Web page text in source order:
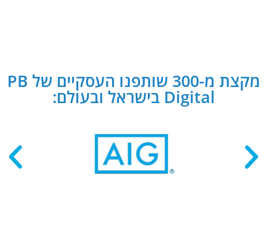
מקצת מ-300 שותפנו העסקיים של PB
Digital בישראל ובעולם: